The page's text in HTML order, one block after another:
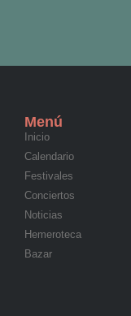
Menú
Inicio
Calendario
Festivales
Conciertos
Noticias
Hemeroteca
Bazar